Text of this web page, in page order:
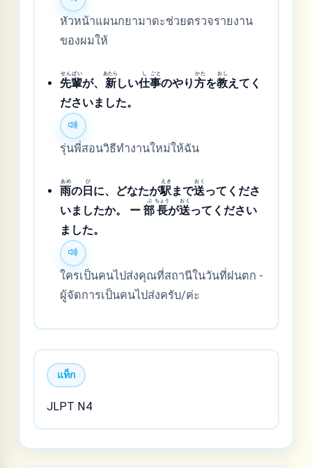
หัวหน้าแผนกยามาดะช่วยตรวจรายงาน
ของผมให้
先
せん
輩
ぱい
が、 新
あたら
しい仕
し
事
ごと
のやり方
かた
を教
おし
えてく
ださいました。
รุ่นพี่สอนวิธีทำงานใหม่ให้ฉัน
雨
あめ
の日
ひ
に、どなたが駅
えき
まで送
おく
ってくださ
いましたか。 ー部
ぶ
長
ちょう
が送
おく
ってください
ました。
ใครเป็นคนไปส่งคุณที่สถานีในวันที่ฝนตก -
ผู้จัดการเป็นคนไปส่งครับ/ค่ะ
แท็ก
JLPT N4